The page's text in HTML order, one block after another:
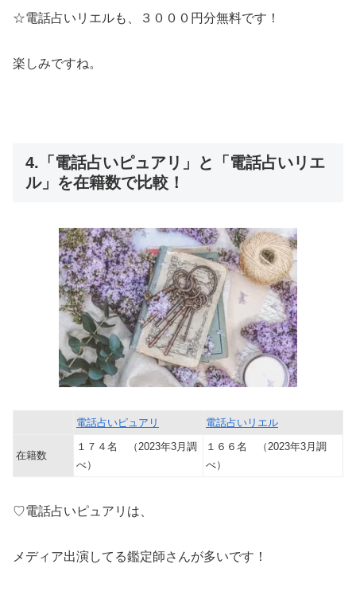
☆電話占いリエルも、３０００円分無料です！
楽しみですね。
4.「電話占いピュアリ」と「電話占いリエ
ル」を在籍数で比較！
電話占いピュアリ 電話占いリエル
在籍数
１７４名 （2023年3月調
べ）
１６６名 （2023年3月調
べ）
♡電話占いピュアリは、
メディア出演してる鑑定師さんが多いです！